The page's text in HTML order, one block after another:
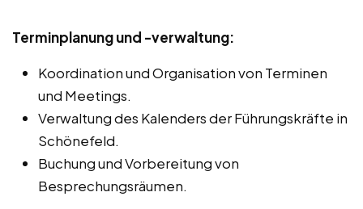
Terminplanung und -verwaltung:
Koordination und Organisation von Terminen
und Meetings.
Verwaltung des Kalenders der Führungskräfte in
Schönefeld.
Buchung und Vorbereitung von
Besprechungsräumen.